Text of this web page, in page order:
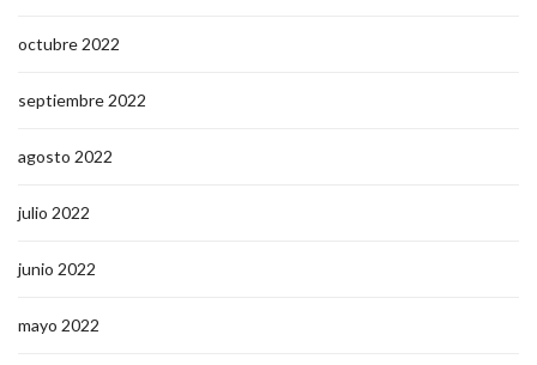
octubre 2022
septiembre 2022
agosto 2022
julio 2022
junio 2022
mayo 2022